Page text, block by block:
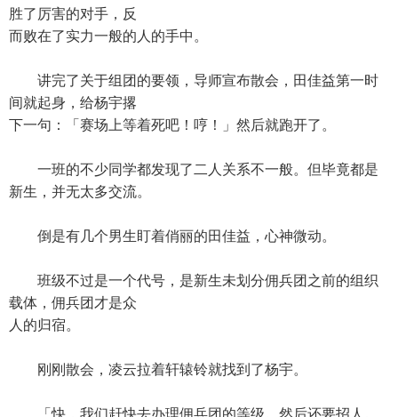
胜了厉害的对手，反
而败在了实力一般的人的手中。
讲完了关于组团的要领，导师宣布散会，田佳益第一时
间就起身，给杨宇撂
下一句：「赛场上等着死吧！哼！」然后就跑开了。
一班的不少同学都发现了二人关系不一般。但毕竟都是
新生，并无太多交流。
倒是有几个男生盯着俏丽的田佳益，心神微动。
班级不过是一个代号，是新生未划分佣兵团之前的组织
载体，佣兵团才是众
人的归宿。
刚刚散会，凌云拉着轩辕铃就找到了杨宇。
「快，我们赶快去办理佣兵团的等级。然后还要招人。